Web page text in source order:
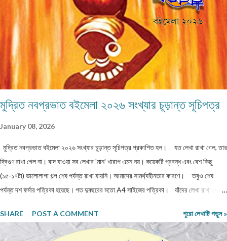
আন্তর্জাতিক জীববৈচিত্... রম্যনাটিকা ।। পাত্র দেখা ।। সুশীল বন্দ্যোপাধ্যায় ভ্রমণকাহিনি
মাজান্দারান: কাস্পিয়ান সাগরের তীর... ঝরণার গান শুনতে ।। ...
মুদ্রিত নবপ্রভাত বইমেলা ২০২৬ সংখ্যার চূড়ান্ত সূচিপত্র
January 08, 2026
মুদ্রিত নবপ্রভাত বইমেলা ২০২৬ সংখ্যার চূড়ান্ত সূচিপত্র প্রকাশিত হল। যত লেখা রাখা গেল, তার
দ্বিগুণ রাখা গেল না। বাদ যাওয়া সব লেখার 'মান' খারাপ এমন নয়। কয়েকটি প্রবন্ধ এবং বেশ কিছু
(১৫-১৭টা) ভালোলাগা গল্প শেষ পর্যন্ত রাখা যায়নি। আমাদের সামর্থ্যহীনতার কারণে। তবুও শেষ
পর্যন্ত দশ ফর্মার পত্রিকা হয়েছে। গত দুবছরের মতো A4 সাইজের পত্রিকা। যাঁদের লেখা রাখা গেল
নবপ্রভাতের জানুয়ারি ২০২৬ সংখ্যায় প্রকাশ করতে পারি। পত্রিকাটি আগামী ৯-১৩ জানুয়ারি ২০২৬
পশ্চিমবঙ্গ বাংলা আকাদেমি আয়োজিত কলকাতা লিটল ম্যাগাজিন মেলায় (রবীন্দ্র সদন - নন্দন চত্বরে) পাওয়া
SHARE POST A COMMENT পুরো লেখাটি পড়ুন »